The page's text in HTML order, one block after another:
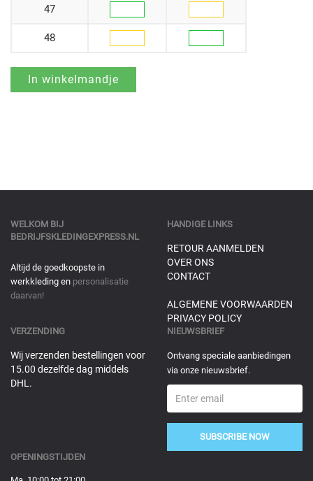
47
48
WELKOM BIJ
BEDRIJFSKLEDINGEXPRESS.NL
Altijd de goedkoopste in
werkkleding en personalisatie
daarvan!
HANDIGE LINKS
RETOUR AANMELDEN
OVER ONS
CONTACT
ALGEMENE VOORWAARDEN
PRIVACY POLICY
VERZENDING
Wij verzenden bestellingen voor
15.00 dezelfde dag middels
DHL.
NIEUWSBRIEF
Ontvang speciale aanbiedingen
via onze nieuwsbrief.
SUBSCRIBE NOW
OPENINGSTIJDEN